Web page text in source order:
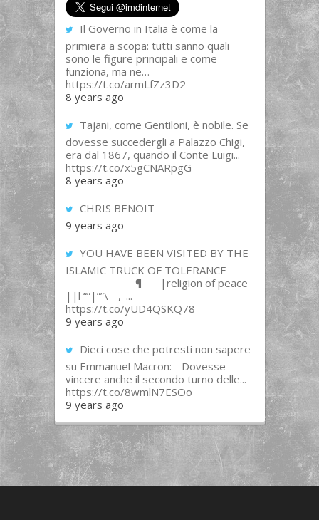
Il Governo in Italia è come la
primiera a scopa: tutti sanno quali
sono le figure principali e come
funziona, ma ne…
https://t.co/armLfZz3D2
8 years ago
Tajani, come Gentiloni, è nobile. Se
dovesse succedergli a Palazzo Chigi,
era dal 1867, quando il Conte Luigi...
https://t.co/x5gCNARpgG
8 years ago
CHRIS BENOIT
9 years ago
YOU HAVE BEEN VISITED BY THE
ISLAMIC TRUCK OF TOLERANCE
______________¶___ |religion of peace
||l “”|””\__,_...
https://t.co/yUD4QSKQ78
9 years ago
Dieci cose che potresti non sapere
su Emmanuel Macron: - Dovesse
vincere anche il secondo turno delle...
https://t.co/8wmlN7ESOo
9 years ago